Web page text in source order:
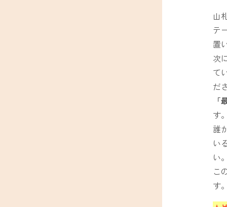
山
テ
置
次
て
だ
す
誰
い
い
こ
す